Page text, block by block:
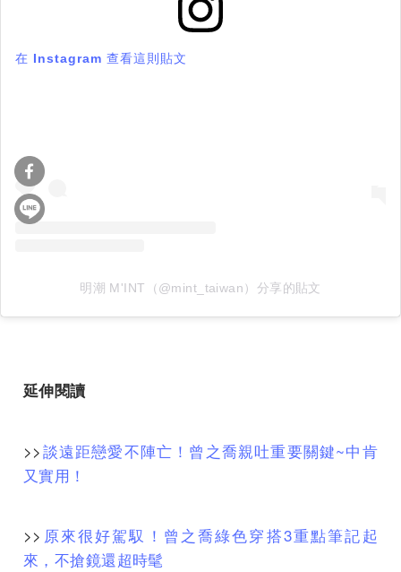
在 Instagram 查看這則貼文
明潮 M'INT（@mint_taiwan）分享的貼文
延伸閱讀
>>談遠距戀愛不陣亡！曾之喬親吐重要關鍵~中肯
又實用！
>> 原來很好駕馭！曾之喬綠色穿搭3重點筆記起
來，不搶鏡還超時髦